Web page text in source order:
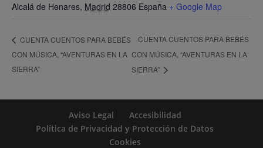
Alcalá de Henares, Madrid 28806 España + Google Map
CUENTA CUENTOS PARA BEBÉS
CON MÚSICA, “AVENTURAS EN LA
SIERRA”
CUENTA CUENTOS PARA BEBÉS
CON MÚSICA, “AVENTURAS EN LA
SIERRA”
Aviso Legal
Accesibilidad
Política de Privacidad y Protección de Datos
Cookies